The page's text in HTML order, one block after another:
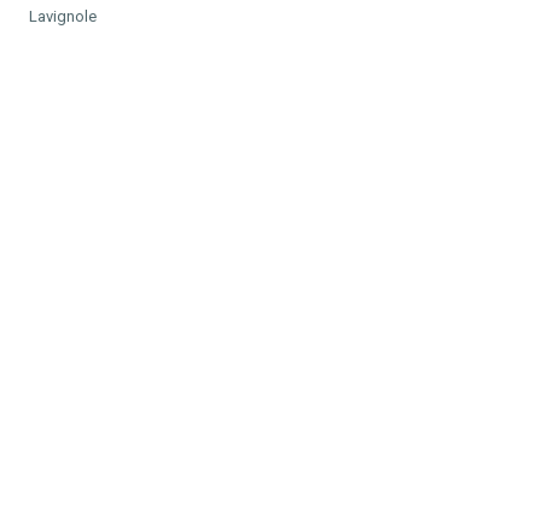
Lavignole